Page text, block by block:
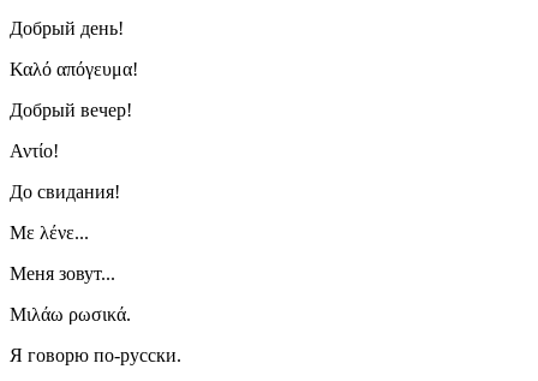
Добрый день!
Καλό απόγευμα!
Добрый вечер!
Αντίο!
До свидания!
Με λένε...
Меня зовут...
Μιλάω ρωσικά.
Я говорю по-русски.